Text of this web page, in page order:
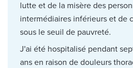
lutte et de la misère des
intermédiaires inférieurs et de
sous le seuil de pauvreté.
J'ai été hospitalisé pendant
ans en raison de douleurs